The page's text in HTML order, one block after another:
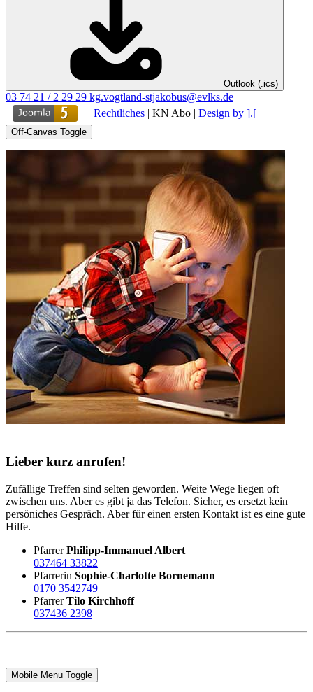
Outlook (.ics)
03 74 21 / 2 29 29 kg.vogtland-stjakobus@evlks.de
Rechtliches| KN Abo| Design by ].[
Off-Canvas Toggle
Lieber kurz anrufen!
Zufällige Treffen sind selten geworden. Weite Wege liegen oft
zwischen uns. Aber es gibt ja das Telefon. Sicher, es ersetzt kein
persöniches Gespräch. Aber für einen ersten Kontakt ist es eine gute
Hilfe.
PfarrerPhilipp-Immanuel Albert
037464 33822
Pfarrerin Sophie-Charlotte Bornemann
0170 3542749
PfarrerTilo Kirchhoff
037436 2398
Mobile Menu Toggle